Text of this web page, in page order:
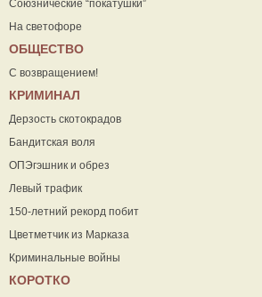
Союзнические “покатушки”
На светофоре
ОБЩЕСТВО
С возвращением!
КРИМИНАЛ
Дерзость скотокрадов
Бандитская воля
ОПЭгэшник и обрез
Левый трафик
150-летний рекорд побит
Цветметчик из Марказа
Криминальные войны
КОРОТКО